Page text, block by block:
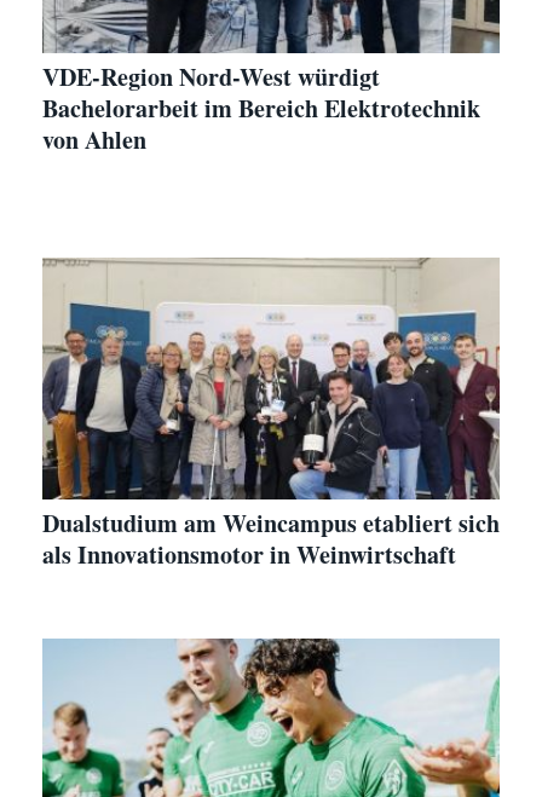
VDE-Region Nord-West würdigt
Bachelorarbeit im Bereich Elektrotechnik
von Ahlen
Dualstudium am Weincampus etabliert sich
als Innovationsmotor in Weinwirtschaft